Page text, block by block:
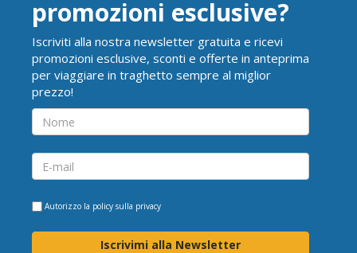
promozioni esclusive?
Iscriviti alla nostra newsletter gratuita e ricevi
promozioni esclusive, sconti e offerte in anteprima
per viaggiare in traghetto sempre al miglior
prezzo!
Autorizzo la policy sulla privacy
Iscrivimi alla Newsletter